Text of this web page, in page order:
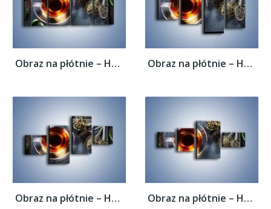
Obraz na płótnie – Herbata i inne dodatki... Obraz na płótnie – Herbata i inne dodatki...
Obraz na płótnie – Herbata i inne dodatki... Obraz na płótnie – Herbata i inne dodatki...